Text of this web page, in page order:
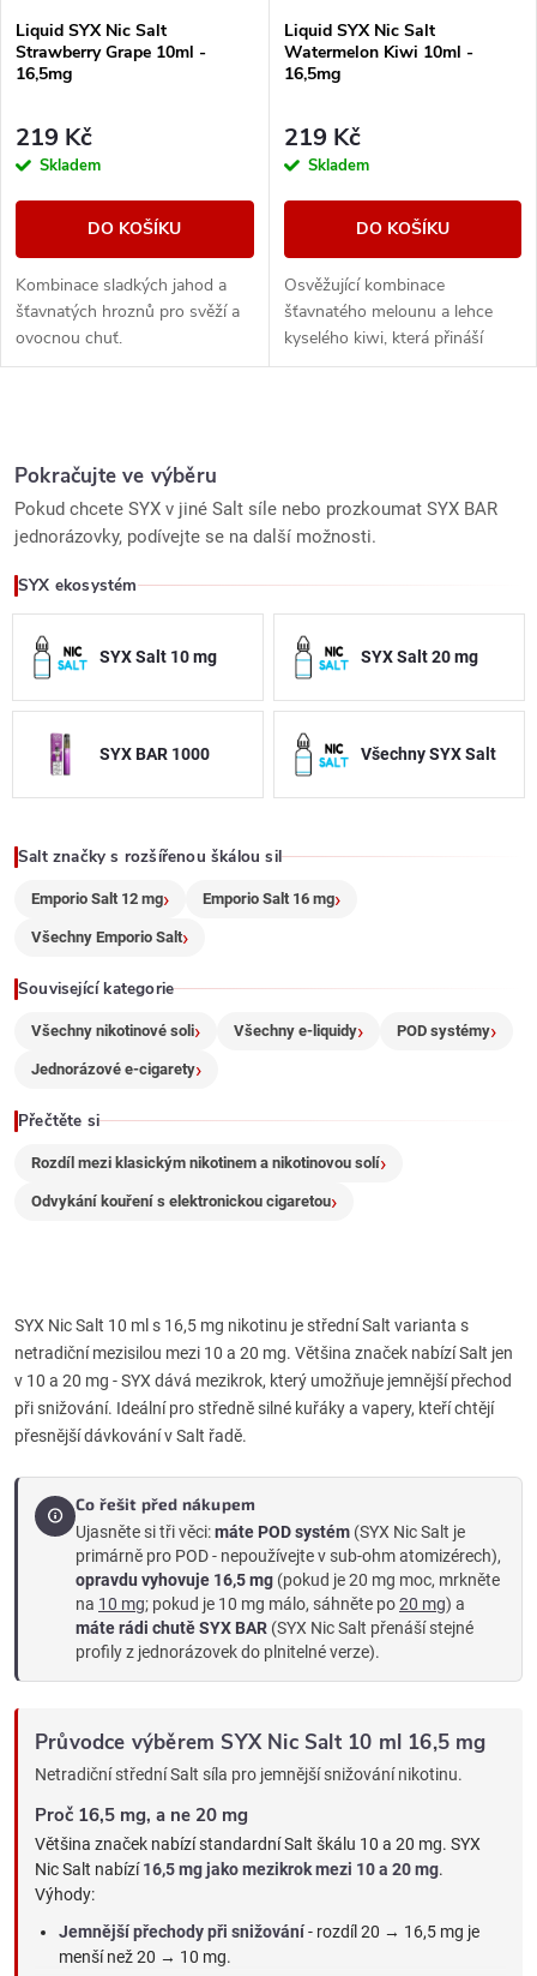
Liquid SYX Nic Salt
Strawberry Grape 10ml -
16,5mg
219 Kč
Skladem
DO KOŠÍKU
Kombinace sladkých jahod a
šťavnatých hroznů pro svěží a
ovocnou chuť.
Liquid SYX Nic Salt
Watermelon Kiwi 10ml -
16,5mg
219 Kč
Skladem
DO KOŠÍKU
Osvěžující kombinace
šťavnatého melounu a lehce
kyselého kiwi, která přináší
dokonale vyváženou chuť s
v
l
á
d
c
r
v
k
y
v
ý
p
Pokračujte ve výběru
Pokud chcete SYX v jiné Salt síle nebo prozkoumat SYX BAR
jednorázovky, podívejte se na další možnosti.
SYX ekosystém
SYX Salt 10 mg SYX Salt 20 mg
SYX BAR 1000 Všechny SYX Salt
Salt značky s rozšířenou škálou sil
Emporio Salt 12 mg Emporio Salt 16 mg
Všechny Emporio Salt
Související kategorie
Všechny nikotinové soli Všechny e-liquidy POD systémy
Jednorázové e-cigarety
Přečtěte si
Rozdíl mezi klasickým nikotinem a nikotinovou solí
Odvykání kouření s elektronickou cigaretou
SYX Nic Salt 10 ml s 16,5 mg nikotinu je střední Salt varianta s
netradiční mezisilou mezi 10 a 20 mg. Většina značek nabízí Salt jen
v 10 a 20 mg - SYX dává mezikrok, který umožňuje jemnější přechod
při snižování. Ideální pro středně silné kuřáky a vapery, kteří chtějí
přesnější dávkování v Salt řadě.
Co řešit před nákupem
Ujasněte si tři věci:máte POD systém (SYX Nic Salt je
primárně pro POD - nepoužívejte v sub-ohm atomizérech),
opravdu vyhovuje 16,5 mg (pokud je 20 mg moc, mrkněte
na 10 mg; pokud je 10 mg málo, sáhněte po20 mg) a
máte rádi chutě SYX BAR (SYX Nic Salt přenáší stejné
profily z jednorázovek do plnitelné verze).
Průvodce výběrem SYX Nic Salt 10 ml 16,5 mg
Netradiční střední Salt síla pro jemnější snižování nikotinu.
Proč 16,5 mg, a ne 20 mg
Většina značek nabízí standardní Salt škálu 10 a 20 mg. SYX
Nic Salt nabízí16,5 mg jako mezikrok mezi 10 a 20 mg.
Výhody:
Jemnější přechody při snižování- rozdíl 20 → 16,5 mg je
menší než 20 → 10 mg.